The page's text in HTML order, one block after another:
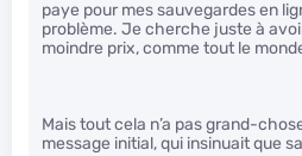
paye pour mes sauvegardes en
problème. Je cherche juste à
moindre prix, comme tout le
Mais tout cela n’a pas grand-
message initial, qui insinuait que